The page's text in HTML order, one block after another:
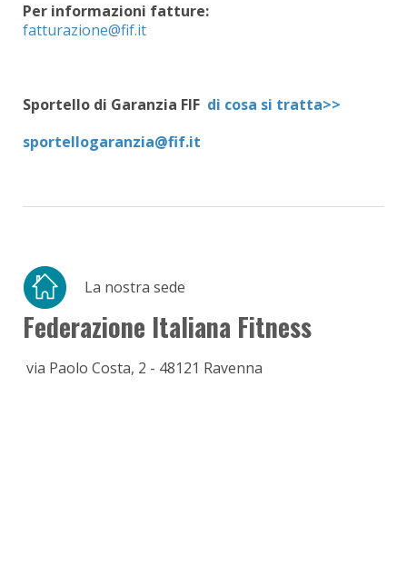
Per informazioni fatture:
Sportello di Garanzia FIF di cosa si tratta>>
La nostra sede
Federazione Italiana Fitness
via Paolo Costa, 2 - 48121 Ravenna